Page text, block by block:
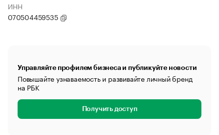
ИНН
070504459535
Управляйте профилем бизнеса и публикуйте новости
Повышайте узнаваемость и развивайте личный бренд
на РБК
Получить доступ